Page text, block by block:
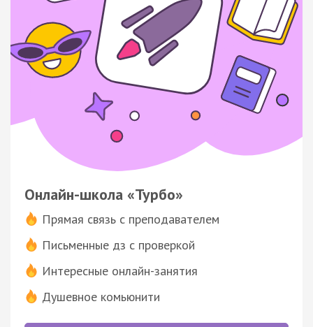
Онлайн-школа «Турбо»
Прямая связь с преподавателем
Письменные дз с проверкой
Интересные онлайн-занятия
Душевное комьюнити